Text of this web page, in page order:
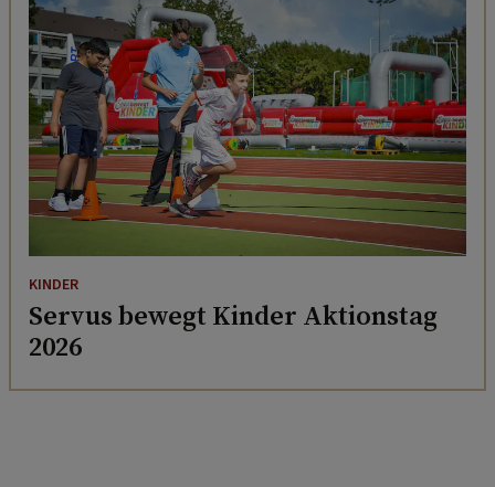
KINDER
Servus bewegt Kinder Aktionstag
2026